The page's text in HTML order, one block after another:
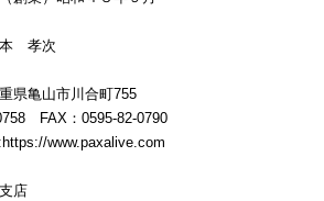
孝次
県亀山市川合町755
FAX：0595-82-0790
www.paxalive.com
店